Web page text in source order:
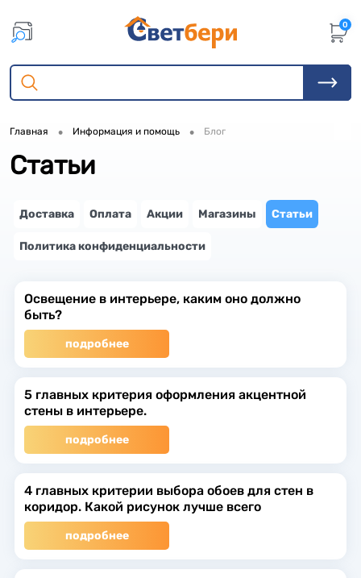
0
Главная • Информация и помощь • Блог
Статьи
Доставка Оплата Акции Магазины Статьи
Политика конфиденциальности
Освещение в интерьере, каким оно должно
быть?
подробнее
5 главных критерия оформления акцентной
стены в интерьере.
подробнее
4 главных критерии выбора обоев для стен в
коридор. Какой рисунок лучше всего
подобрать? И какие комнаты лучше всего
объединить с коридором, как единое
пространство?
подробнее